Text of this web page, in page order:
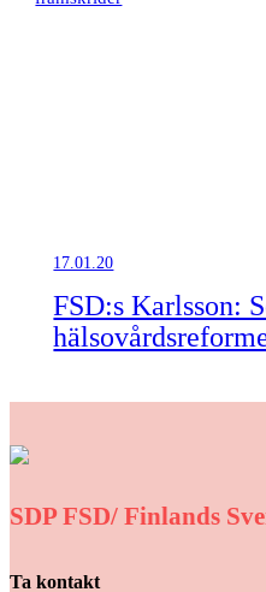
17.01.20
FSD:s Karlsson:
SDP FSD/ Finlands
Ta kontakt